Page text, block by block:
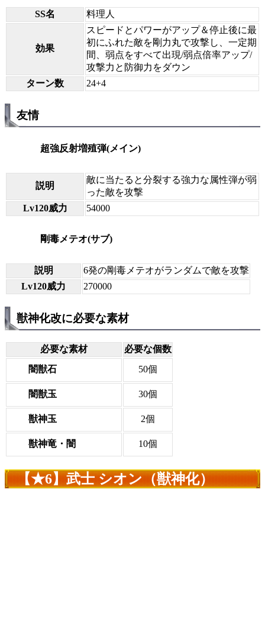
SS名 料理人
効果
スピードとパワーがアップ＆停止後に最
初にふれた敵を剛力丸で攻撃し、一定期
間、弱点をすべて出現/弱点倍率アップ/
攻撃力と防御力をダウン
ターン数
24+4
友情
超強反射増殖弾(メイン)
説明
敵に当たると分裂する強力な属性弾が弱
った敵を攻撃
Lv120威力
54000
剛毒メテオ(サブ)
説明
6発の剛毒メテオがランダムで敵を攻撃
Lv120威力
270000
獣神化改に必要な素材
必要な素材
必要な個数
闇獣石
50個
闇獣玉 30個
獣神玉 2個
獣神竜・闇 10個
【★6】武士 シオン（獣神化）